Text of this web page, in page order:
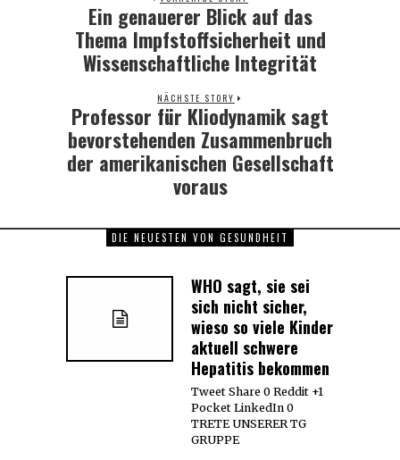
Previous
post:
Ein genauerer Blick auf das
Thema Impfstoffsicherheit und
Wissenschaftliche Integrität
NÄCHSTE STORY
Next
post:
Professor für Kliodynamik sagt
bevorstehenden Zusammenbruch
der amerikanischen Gesellschaft
voraus
DIE NEUESTEN VON GESUNDHEIT
WHO sagt, sie sei
sich nicht sicher,
wieso so viele Kinder
aktuell schwere
Hepatitis bekommen
Tweet Share 0 Reddit +1
Pocket LinkedIn 0
TRETE UNSERER TG
GRUPPE